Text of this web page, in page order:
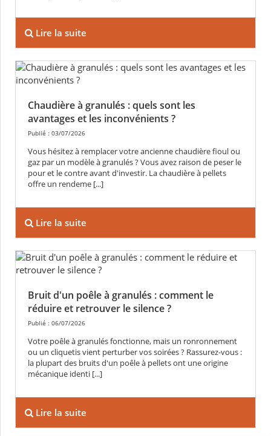
Lire la suite
Chaudière à granulés : quels sont les
avantages et les inconvénients ?
Publié : 03/07/2026
Vous hésitez à remplacer votre ancienne chaudière fioul ou
gaz par un modèle à granulés ? Vous avez raison de peser le
pour et le contre avant d'investir. La chaudière à pellets
offre un rendeme [...]
Lire la suite
Bruit d'un poêle à granulés : comment le
réduire et retrouver le silence ?
Publié : 06/07/2026
Votre poêle à granulés fonctionne, mais un ronronnement
ou un cliquetis vient perturber vos soirées ? Rassurez-vous :
la plupart des bruits d'un poêle à pellets ont une origine
mécanique identi [...]
Lire la suite